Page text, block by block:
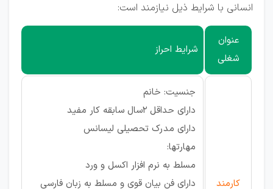
انسانی با شرایط ذیل نیازمند است:
عنوان
شغلی
شرایط احراز
کارمند
جنسیت: خانم
دارای حداقل 2سال سابقه کار مفید
دارای مدرک تحصیلی لیسانس
مهارتها:
مسلط به نرم افزار اکسل و ورد
دارای فن بیان قوی و مسلط به زبان فارسی